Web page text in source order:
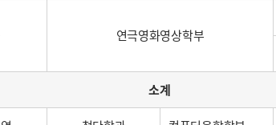
연극영화영상학부
소계